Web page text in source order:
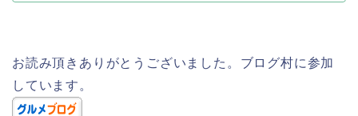
お読み頂きありがとうございました。ブログ村に参加
しています。